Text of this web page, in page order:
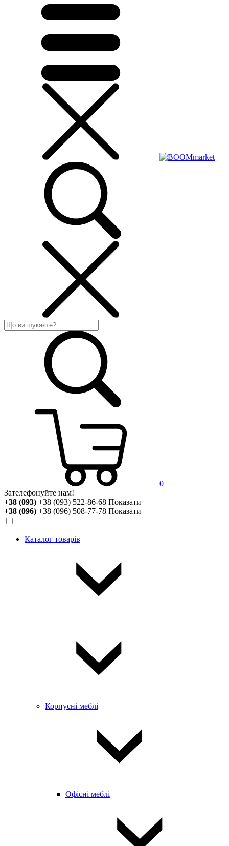
0
Зателефонуйте нам!
+38 (093) +38 (093) 522-86-68 Показати
+38 (096) +38 (096) 508-77-78 Показати
Каталог товарів
Корпусні меблі
Офісні меблі